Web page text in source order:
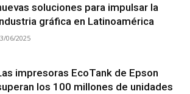
soluciones para impulsar la
gráfica en Latinoamérica
06/2025
impresoras EcoTank de Epson
los 100 millones de unidades